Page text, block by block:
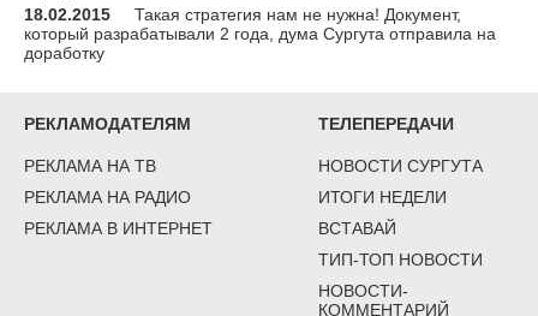
18.02.2015
Такая стратегия нам не нужна! Документ,
который разрабатывали 2 года, дума Сургута отправила на
доработку
РЕКЛАМОДАТЕЛЯМ
РЕКЛАМА НА ТВ
РЕКЛАМА НА РАДИО
РЕКЛАМА В ИНТЕРНЕТ
ТЕЛЕПЕРЕДАЧИ
НОВОСТИ СУРГУТА
ИТОГИ НЕДЕЛИ
ВСТАВАЙ
ТИП-ТОП НОВОСТИ
НОВОСТИ-
КОММЕНТАРИЙ